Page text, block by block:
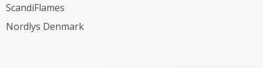
ScandiFlames
Nordlys Denmark